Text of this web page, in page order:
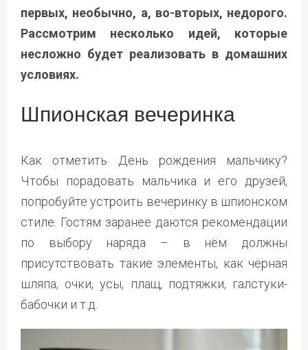
первых, необычно, а, во-вторых, недорого.
Рассмотрим несколько идей, которые
несложно будет реализовать в домашних
условиях.
Шпионская вечеринка
Как отметить День рождения мальчику?
Чтобы порадовать мальчика и его друзей,
попробуйте устроить вечеринку в шпионском
стиле. Гостям заранее даются рекомендации
по выбору наряда – в нём должны
присутствовать такие элементы, как чёрная
шляпа, очки, усы, плащ, подтяжки, галстуки-
бабочки и т.д.